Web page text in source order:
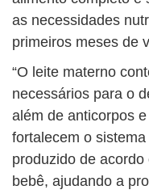
as necessidades
primeiros meses de
“O leite materno
necessários para o
além de anticorpos
fortalecem o
produzido de
bebê, ajudando a